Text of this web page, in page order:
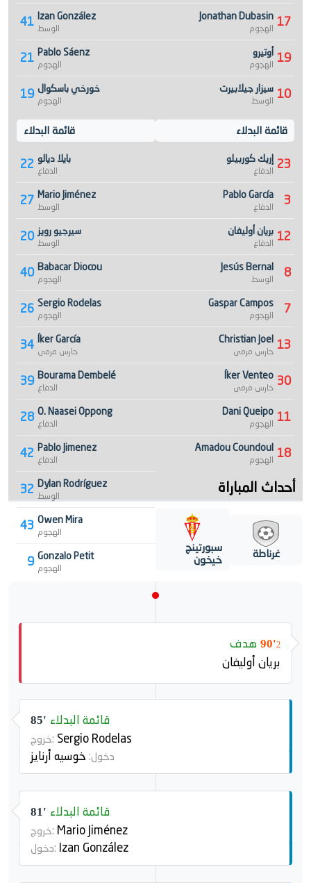
41 Izan González
الوسط
21 Pablo Sáenz
الهجوم
19 خورخي باسكوال
الهجوم
قائمة البدلاء
22 بايلا ديالو
الدفاع
27 Mario Jiménez
الوسط
20 سيرجيو رويز
الوسط
40 Babacar Diocou
الهجوم
26 Sergio Rodelas
الهجوم
34 Íker García
حارس مرمى
39 Bourama Dembelé
الدفاع
28 O. Naasei Oppong
الدفاع
42 Pablo Jimenez
الدفاع
32 Dylan Rodríguez
الوسط
43 Owen Mira
الهجوم
9 Gonzalo Petit
الهجوم
17
Jonathan Dubasin
الهجوم
19 أوتيرو
الهجوم
10 سيزار جيلابيرت
الوسط
قائمة البدلاء
23 إريك كوربيلو
الدفاع
3
Pablo García
الدفاع
12 بريان أوليفان
الدفاع
8
Jesús Bernal
الوسط
7
Gaspar Campos
الهجوم
13
Christian Joel
حارس مرمى
30
Íker Venteo
حارس مرمى
11
Dani Queipo
الهجوم
18
Amadou Coundoul
الهجوم
أحداث المباراة
غرناطة سبورتينج
خيخون
90'2
هدف
بريان أوليفان
85' قائمة البدلاء
خروج: Sergio Rodelas
دخول: خوسيه أرنايز
81' قائمة البدلاء
خروج: Mario Jiménez
دخول: Izan González